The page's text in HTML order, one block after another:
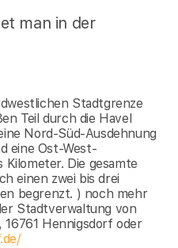
man in der
Stadtgrenze
Teil durch die Havel
Nord-Süd-Ausdehnung
eine Ost-West-
Die gesamte
einen zwei bis drei
begrenzt. ) noch mehr
Stadtverwaltung von
16761 Hennigsdorf oder